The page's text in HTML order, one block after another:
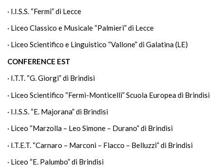
· I.I.S.S. “Fermi” di Lecce
· Liceo Classico e Musicale “Palmieri” di Lecce
· Liceo Scientifico e Linguistico “Vallone” di Galatina (LE)
CONFERENCE EST
· I.T.T. “G. Giorgi” di Brindisi
· Liceo Scientifico “Fermi-Monticelli” Scuola Europea di Brindisi
· I.I.S.S. “E. Majorana” di Brindisi
· Liceo “Marzolla – Leo Simone – Durano” di Brindisi
· I.T.E.T. “Carnaro – Marconi – Flacco – Belluzzi” di Brindisi
· Liceo “E. Palumbo” di Brindisi